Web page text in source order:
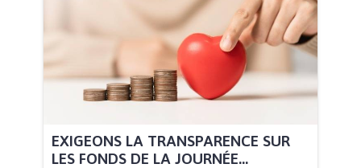
EXIGEONS LA TRANSPARENCE SUR
LES FONDS DE LA JOURNÉE...